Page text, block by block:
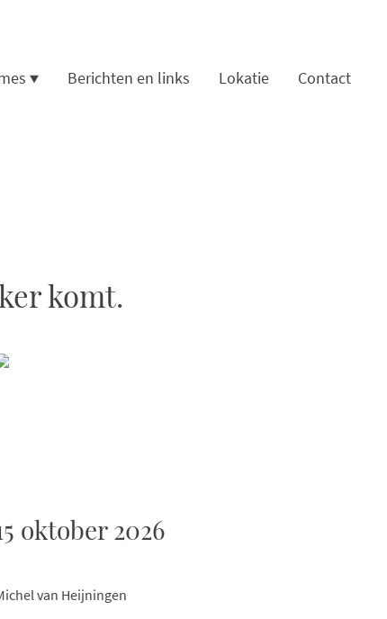
Berichten en links Lokatie Contact
komt.
oktober 2026
van Heijningen